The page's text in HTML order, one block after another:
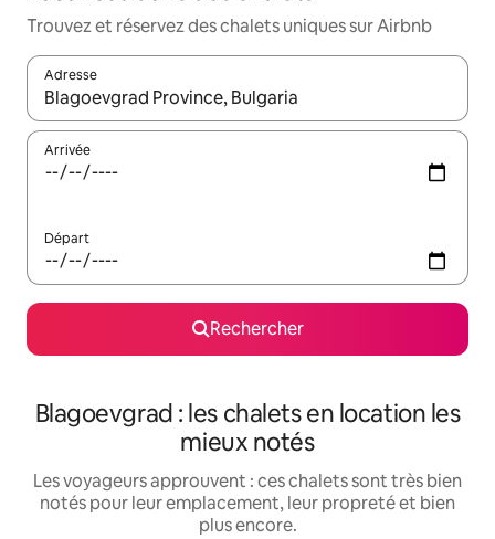
Trouvez et réservez des chalets uniques sur Airbnb
Adresse
Lorsque les résultats s'affichent, utilisez les flèches vers le
Arrivée
Départ
Rechercher
Blagoevgrad : les chalets en location les
mieux notés
Les voyageurs approuvent : ces chalets sont très bien
notés pour leur emplacement, leur propreté et bien
plus encore.